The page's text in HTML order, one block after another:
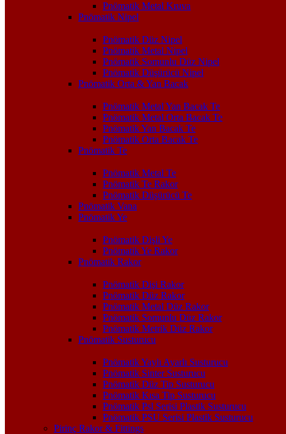
Pnömatik Metal Kruva
Pnömatik Nipel
Pnömatik Düz Nipel
Pnömatik Metal Nipel
Pnömatik Somunlu Düz Nipel
Pnömatik Düşürücü Nipel
Pnömatik Orta & Yan Bacak
Pnömatik Metal Yan Bacak Te
Pnömatik Metal Orta Bacak Te
Pnömatik Yan Bacak Te
Pnömatik Orta Bacak Te
Pnömatik Te
Pnömatik Metal Te
Pnömatik Te Rakor
Pnömatik Düşürücü Te
Pnömatik Vana
Pnömatik Ye
Pnömatik Dişli Ye
Pnömatik Ye Rakor
Pnömatik Rakor
Pnömatik Dişi Rakor
Pnömatik Düz Rakor
Pnömatik Metal Düz Rakor
Pnömatik Somunlu Düz Rakor
Pnömatik Metrik Düz Rakor
Pnömatik Susturucu
Pnömatik Yaylı Ayarlı Susturucu
Pnömatik Sinter Susturucu
Pnömatik Düz Tip Susturucu
Pnömatik Kısa Tip Susturucu
Pnömatik Psl Serisi Plastik Susturucu
Pnömatik PSU Serisi Plastik Susturucu
Pirinç Rakor & Fittings